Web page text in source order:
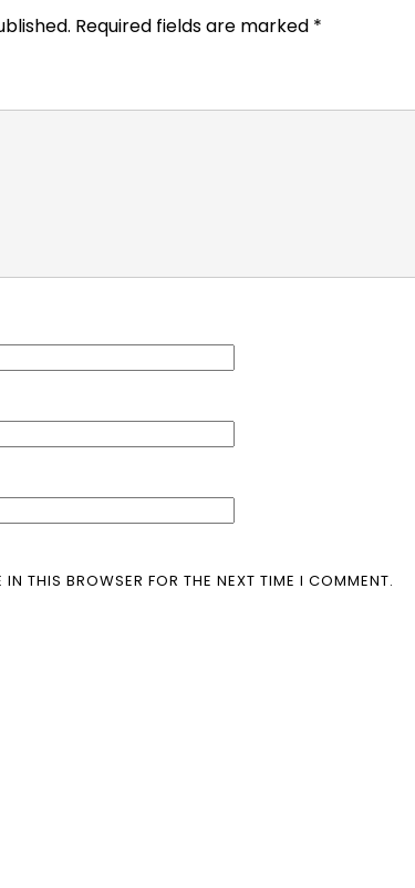
Required fields are marked *
THIS BROWSER FOR THE NEXT TIME I COMMENT.